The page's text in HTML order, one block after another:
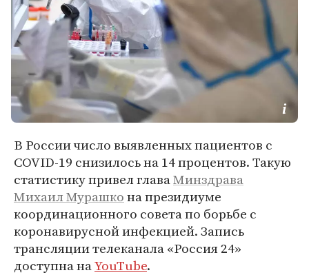
В России число выявленных пациентов с
COVID-19 снизилось на 14 процентов. Такую
статистику привел главаМинздрава
Михаил Мурашкона президиуме
координационного совета по борьбе с
коронавирусной инфекцией. Запись
трансляции телеканала «Россия 24»
доступна наYouTube.